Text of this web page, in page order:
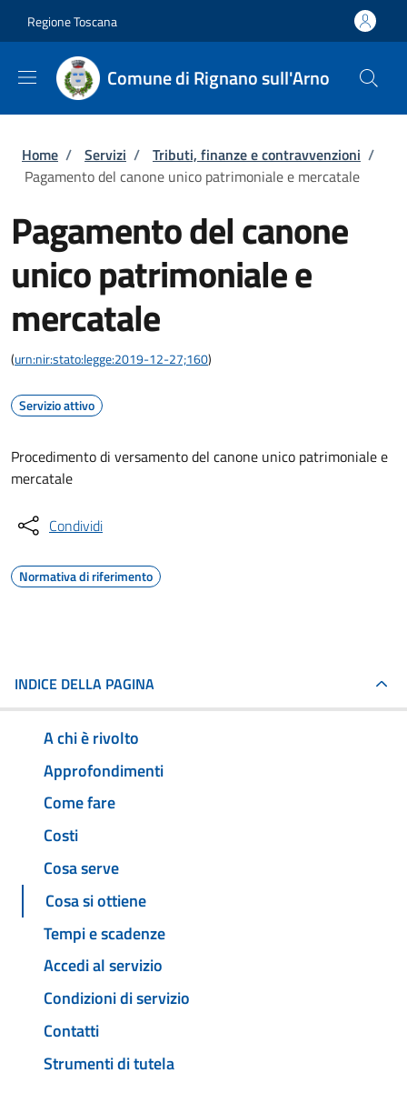
Regione Toscana
Comune di Rignano sull'Arno
Briciole di pane
Home / Servizi / Tributi, finanze e contravvenzioni /
Pagamento del canone unico patrimoniale e mercatale
Pagamento del canone
unico patrimoniale e
mercatale
(urn:nir:stato:legge:2019-12-27;160)
Servizio attivo
Procedimento di versamento del canone unico patrimoniale e
mercatale
Condividi
Normativa di riferimento
INDICE DELLA PAGINA
A chi è rivolto
Approfondimenti
Come fare
Costi
Cosa serve
Cosa si ottiene
Tempi e scadenze
Accedi al servizio
Condizioni di servizio
Contatti
Strumenti di tutela